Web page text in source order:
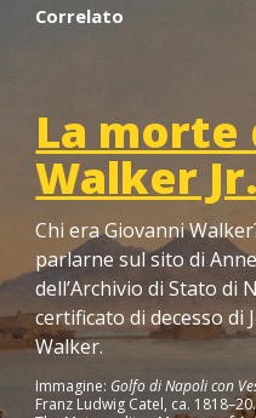
Correlato
La morte
Walker Jr.
Chi era Giovanni
parlarne sul sito di
dell’Archivio di Stato
certificato di decesso di
Walker.
Immagine: Golfo di Napoli con
Franz Ludwig Catel, ca.